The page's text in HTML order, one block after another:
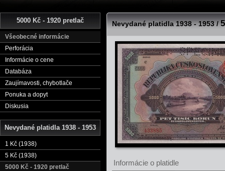
5000 Kč - 1920 pretlač
Všeobecné informácie
Perforácia
Informácie o cene
Databáza
Zaujímavosti, chybotlače
Ponuka a dopyt
Diskusia
Nevydané platidla 1938 - 1953
1 Kč (1938)
5 Kč (1938)
5000 Kč - 1920 pretlač
Nevydané platidla 1938 - 1953 /
Informácie o platidle